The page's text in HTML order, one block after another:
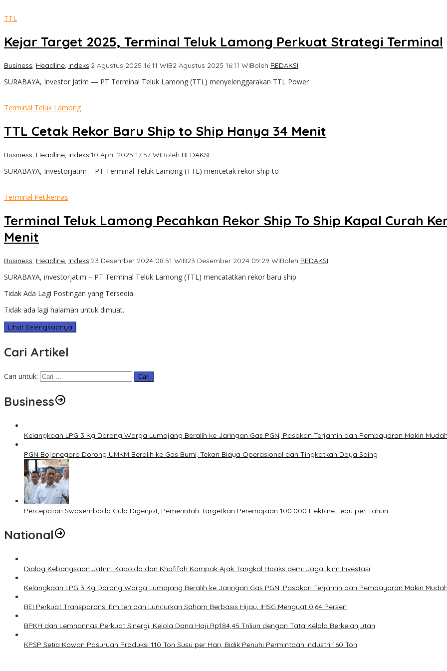
TTL
Kejar Target 2025, Terminal Teluk Lamong Perkuat Strategi Terminal
Business, Headline, Indeks|2 Agustus 2025 16:11 WIB2 Agustus 2025 16:11 WIBoleh REDAKSI
SURABAYA, Investor Jatim — PT Terminal Teluk Lamong (TTL) menyelenggarakan TTL Power
Terminal Teluk Lamong
TTL Cetak Rekor Baru Ship to Ship Hanya 34 Menit
Business, Headline, Indeks|10 April 2025 17:57 WIBoleh REDAKSI
SURABAYA, Investorjatim – PT Terminal Teluk Lamong (TTL) mencetak rekor ship to
Terminal Petikemas
Terminal Teluk Lamong Pecahkan Rekor Ship To Ship Kapal Curah
Menit
Business, Headline, Indeks|23 Desember 2024 08:51 WIB23 Desember 2024 09:29 WIBoleh REDAKSI
SURABAYA, investorjatim – PT Terminal Teluk Lamong (TTL) mencatatkan rekor baru ship
Tidak Ada Lagi Postingan yang Tersedia.
Tidak ada lagi halaman untuk dimuat.
Lihat Selengkapnya
Cari Artikel
Cari untuk:
Business
Kelangkaan LPG 3 Kg Dorong Warga Lumajang Beralih ke Jaringan Gas PGN, Pasokan Terjamin dan Pembayaran Makin
PGN Bojonegoro Dorong UMKM Beralih ke Gas Bumi, Tekan Biaya Operasional dan Tingkatkan Daya Saing
Percepatan Swasembada Gula Digenjot, Pemerintah Targetkan Peremajaan 100.000 Hektare Tebu per Tahun
National
Dialog Kebangsaan Jatim: Kapolda dan Khofifah Kompak Ajak Tangkal Hoaks demi Jaga Iklim Investasi
Kelangkaan LPG 3 Kg Dorong Warga Lumajang Beralih ke Jaringan Gas PGN, Pasokan Terjamin dan Pembayaran Makin
BEI Perkuat Transparansi Emiten dan Luncurkan Saham Berbasis Hijau, IHSG Menguat 0,64 Persen
BPKH dan Lemhannas Perkuat Sinergi, Kelola Dana Haji Rp184,45 Triliun dengan Tata Kelola Berkelanjutan
KPSP Setia Kawan Pasuruan Produksi 110 Ton Susu per Hari, Bidik Penuhi Permintaan Industri 160 Ton